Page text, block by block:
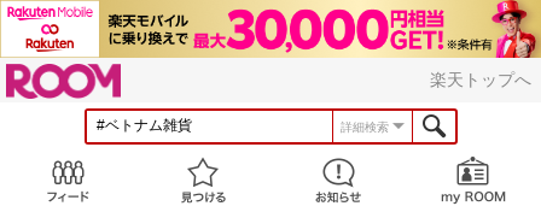
楽天トップへ
詳細検索
見つける お知らせ